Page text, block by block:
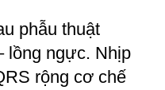
phẫu thuật
lồng ngực. Nhịp
rộng cơ chế